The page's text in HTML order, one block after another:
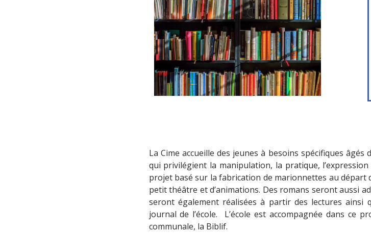
La Cime accueille des jeunes à besoins spécifiques âgés
qui privilégient la manipulation, la pratique,
projet basé sur la fabrication de marionnettes au départ
petit théâtre et d’animations. Des romans seront aussi
seront également réalisées à partir des lectures ainsi
journal de l’école. L’école est accompagnée dans ce
communale, la Biblif.